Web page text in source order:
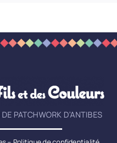
PATCHWORK D’ANTIBES